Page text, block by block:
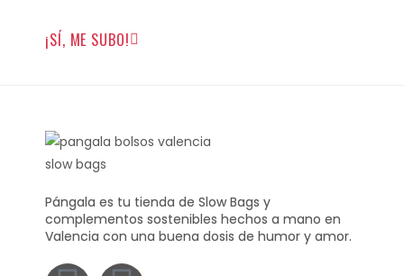
¡SÍ, ME SUBO!
Pángala es tu tienda de Slow Bags y
complementos sostenibles hechos a mano en
Valencia con una buena dosis de humor y amor.